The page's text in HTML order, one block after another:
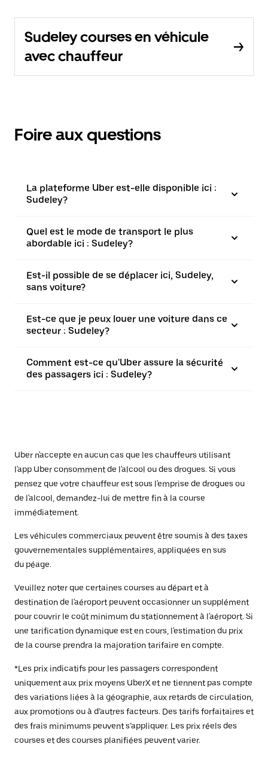
Sudeley courses en véhicule
avec chauffeur
Foire aux questions
La plateforme Uber est-elle disponible ici :
Sudeley?
Quel est le mode de transport le plus
abordable ici : Sudeley?
Est-il possible de se déplacer ici, Sudeley,
sans voiture?
Est-ce que je peux louer une voiture dans ce
secteur : Sudeley?
Comment est-ce qu'Uber assure la sécurité
des passagers ici : Sudeley?
Uber n'accepte en aucun cas que les chauffeurs utilisant
l'app Uber consomment de l'alcool ou des drogues. Si vous
pensez que votre chauffeur est sous l'emprise de drogues ou
de l'alcool, demandez-lui de mettre fin à la course
immédiatement.
Les véhicules commerciaux peuvent être soumis à des taxes
gouvernementales supplémentaires, appliquées en sus
du péage.
Veuillez noter que certaines courses au départ et à
destination de l'aéroport peuvent occasionner un supplément
pour couvrir le coût minimum du stationnement à l'aéroport. Si
une tarification dynamique est en cours, l'estimation du prix
de la course prendra la majoration tarifaire en compte.
*Les prix indicatifs pour les passagers correspondent
uniquement aux prix moyens UberX et ne tiennent pas compte
des variations liées à la géographie, aux retards de circulation,
aux promotions ou à d’autres facteurs. Des tarifs forfaitaires et
des frais minimums peuvent s’appliquer. Les prix réels des
courses et des courses planifiées peuvent varier.